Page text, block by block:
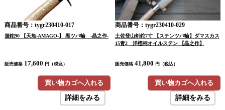
商品番号：tygr230410-017
遊鉈90 【天魚-AMAGO-】 黒ツバ輪 -晶之作-
販売価格 17,600 円（税込）
買い物カゴへ入れる
詳細をみる
商品番号：tygr230410-029
土佐登山剣鉈7寸 【ステンツバ輪】ダマスカス
15青2 洋樫柄オイルステン 【晶之作】
販売価格 41,800 円（税込）
買い物カゴへ入れる
詳細をみる